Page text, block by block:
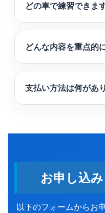
どの車で練習できま
どんな内容を重点的
支払い方法は何があ
お申し込
以下のフォームからお